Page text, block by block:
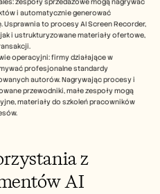
i automatycznie generować
to procesy AI Screen Recorder,
i ustrukturyzowane materiały ofertowe,
operacyjni: firmy działające w
profesjonalne standardy
autorów. Nagrywając procesy i
przewodniki, małe zespoły mogą
materiały do szkoleń pracowników
z
AI